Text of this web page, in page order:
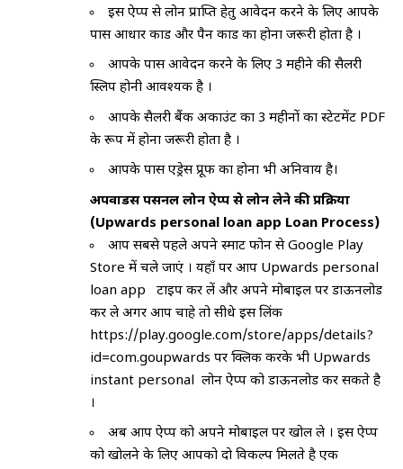
इस ऐप्प से लोन प्राप्ति हेतु आवेदन करने के लिए आपके
पास आधार कार्ड और पैन कार्ड का होना जरूरी होता है ।
आपके पास आवेदन करने के लिए 3 महीने की सैलरी
स्लिप होनी आवश्यक है ।
आपके सैलरी बैंक अकाउंट का 3 महीनों का स्टेटमेंट PDF
के रूप में होना जरूरी होता है ।
आपके पास एड्रेस प्रूफ का होना भी अनिवार्य है।
अपवार्डस पर्सनल लोन ऐप्प से लोन लेने की प्रक्रिया
(Upwards personal loan app Loan Process)
आप सबसे पहले अपने स्मार्ट फोन से Google Play
Store में चले जाएं । यहाँ पर आप Upwards personal
loan app टाइप कर लें और अपने मोबाइल पर डाऊनलोड
कर ले अगर आप चाहे तो सीधे इस लिंक
https://play.google.com/store/apps/details?
id=com.goupwards पर क्लिक करके भी Upwards
instant personal लोन ऐप्प को डाऊनलोड कर सकते है
।
अब आप ऐप्प को अपने मोबाइल पर खोल ले । इस ऐप्प
को खोलने के लिए आपको दो विकल्प मिलते है एक